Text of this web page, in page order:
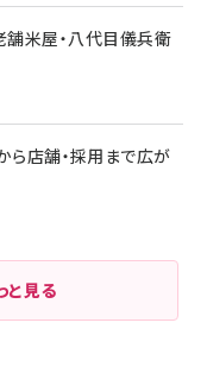
米屋・八代目儀兵衛
ら店舗・採用まで広が
と見る